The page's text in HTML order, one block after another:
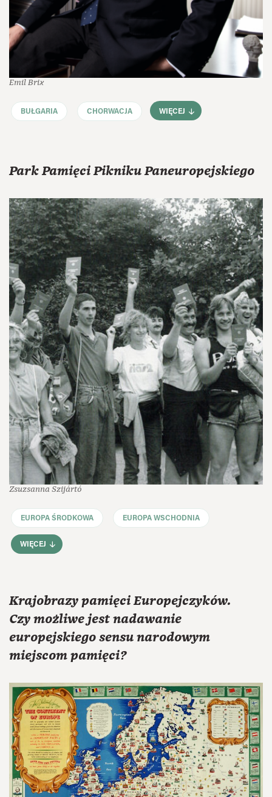
Emil Brix
BUŁGARIA CHORWACJA WIĘCEJ
Park Pamięci Pikniku Paneuropejskiego
Zsuzsanna Szijártó
EUROPA ŚRODKOWA EUROPA WSCHODNIA
WIĘCEJ
Krajobrazy pamięci Europejczyków.
Czy możliwe jest nadawanie
europejskiego sensu narodowym
miejscom pamięci?